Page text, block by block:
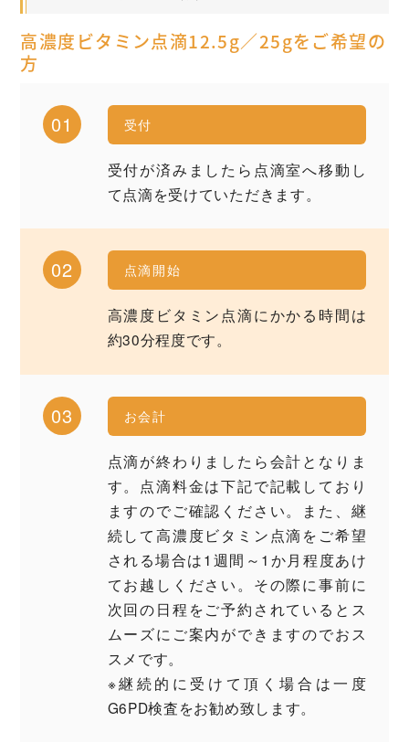
高濃度ビタミン点滴12.5g／25gをご希望の
方
01 受付
受付が済みましたら点滴室へ移動し
て点滴を受けていただきます。
02 点滴開始
高濃度ビタミン点滴にかかる時間は
約30分程度です。
03 お会計
点滴が終わりましたら会計となりま
す。点滴料金は下記で記載しており
ますのでご確認ください。また、継
続して高濃度ビタミン点滴をご希望
される場合は1週間～1か月程度あけ
てお越しください。その際に事前に
次回の日程をご予約されているとス
ムーズにご案内ができますのでおス
スメです。
※継続的に受けて頂く場合は一度
G6PD検査をお勧め致します。